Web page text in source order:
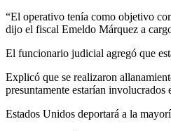
“El operativo tenía como objetivo
dijo el fiscal Emeldo Márquez a
El funcionario judicial agregó que
Explicó que se realizaron
presuntamente estarían
Estados Unidos deportará a la